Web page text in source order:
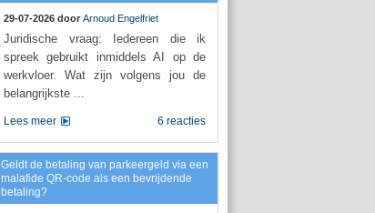
29-07-2026 door Arnoud Engelfriet
Juridische vraag: Iedereen die ik
spreek gebruikt inmiddels AI op de
werkvloer. Wat zijn volgens jou de
belangrijkste ...
6 reacties
Lees meer
Geldt de betaling van parkeergeld via een
malafide QR-code als een bevrijdende
betaling?